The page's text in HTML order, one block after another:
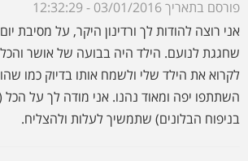
פורסם בתאריך 16/11/2015 - 09:37:13
קראתי פה את ההמלצות והחלטתי להזמין גם את
של הבת שלי ואני חייבת לומר שכל מה שכתוב
מילה ומילה לגביו. הוא מדהים והילדים
רוצה להכניס לפה תגובה מפרגנת ולכתוב